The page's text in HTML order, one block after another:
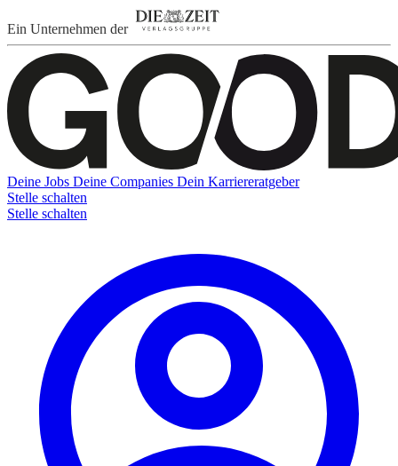
Ein Unternehmen der
Deine Jobs Deine Companies Dein Karriereratgeber
Stelle schalten
Stelle schalten